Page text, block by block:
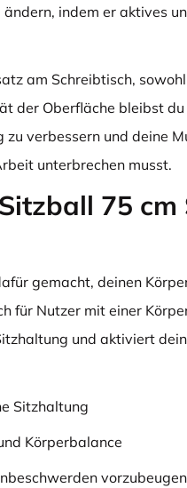
indem er aktives
am Schreibtisch,
der Oberfläche bleibst
verbessern und deine
unterbrechen musst.
75 cm
gemacht, deinen
für Nutzer mit einer
und aktiviert
Sitzhaltung
Körperbalance
vorzubeugen